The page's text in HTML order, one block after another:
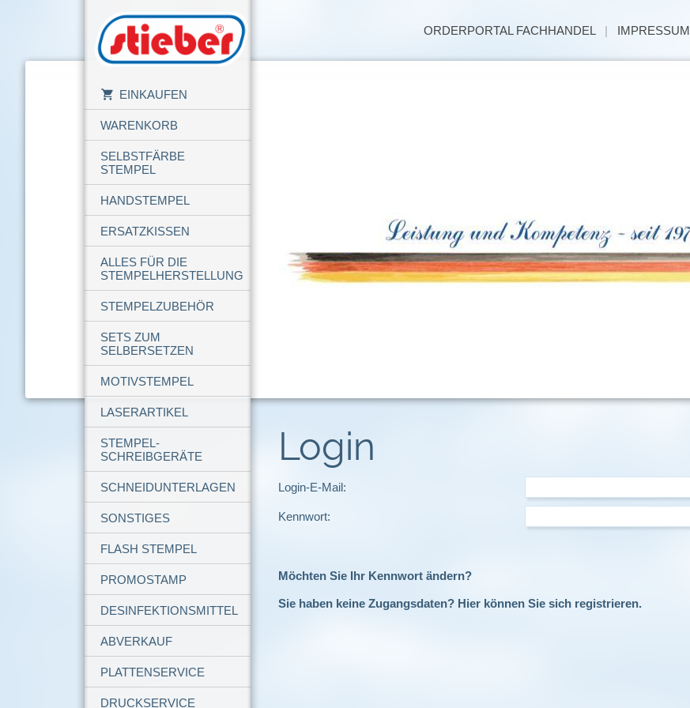
EINKAUFEN
WARENKORB
SELBSTFÄRBE
STEMPEL
HANDSTEMPEL
ERSATZKISSEN
ALLES FÜR DIE
STEMPELHERSTELLUNG
STEMPELZUBEHÖR
SETS ZUM
SELBERSETZEN
MOTIVSTEMPEL
LASERARTIKEL
STEMPEL-
SCHREIBGERÄTE
SCHNEIDUNTERLAGEN
SONSTIGES
FLASH STEMPEL
PROMOSTAMP
DESINFEKTIONSMITTEL
ABVERKAUF
PLATTENSERVICE
DRUCKSERVICE
ORDERPORTAL FACHHANDEL | IMPRESSUM
Login
Login-E-Mail:
Kennwort:
Möchten Sie Ihr Kennwort ändern?
Sie haben keine Zugangsdaten? Hier können Sie sich registrieren.